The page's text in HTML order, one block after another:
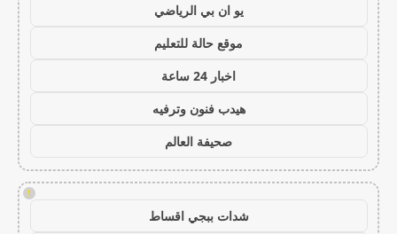
يو ان بي الرياضي
موقع حالة للتعليم
اخبار 24 ساعة
هيدب فنون وترفيه
صحيفة العالم
!
شدات ببجي اقساط